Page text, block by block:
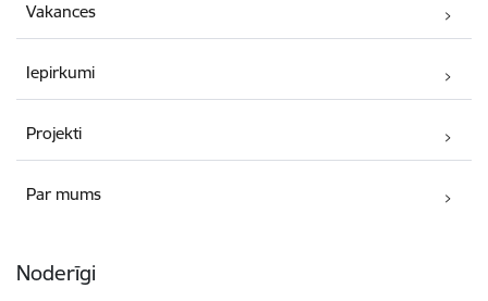
Vakances
Iepirkumi
Projekti
Par mums
Noderīgi